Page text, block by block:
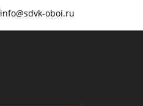
info@sdvk-oboi.ru